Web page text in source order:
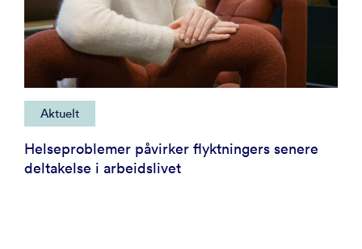
Aktuelt
Helseproblemer påvirker flyktningers senere
deltakelse i arbeidslivet